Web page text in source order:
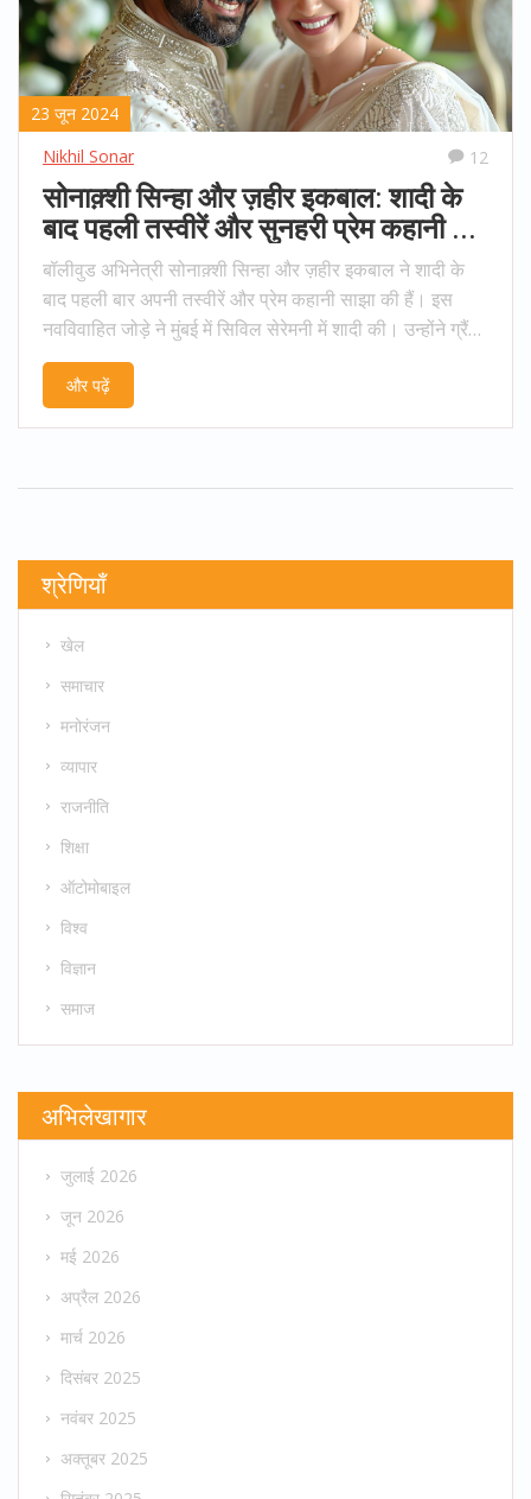
23 जून 2024
Nikhil Sonar
12
सोनाक़्शी सिन्हा और ज़हीर इकबाल: शादी के
बाद पहली तस्वीरें और सुनहरी प्रेम कहानी की
झलकियां साझा कीं
बॉलीवुड अभिनेत्री सोनाक़्शी सिन्हा और ज़हीर इकबाल ने शादी के
बाद पहली बार अपनी तस्वीरें और प्रेम कहानी साझा की हैं। इस
नवविवाहित जोड़े ने मुंबई में सिविल सेरेमनी में शादी की। उन्होंने ग्रैंड
रिसेप्शन की योजना बनाई है जिसमें कई बॉलीवुड सितारे शामिल होंगे।
और पढ़ें
श्रेणियाँ
खेल
समाचार
मनोरंजन
व्यापार
राजनीति
शिक्षा
ऑटोमोबाइल
विश्व
विज्ञान
समाज
अभिलेखागार
जुलाई 2026
जून 2026
मई 2026
अप्रैल 2026
मार्च 2026
दिसंबर 2025
नवंबर 2025
अक्तूबर 2025